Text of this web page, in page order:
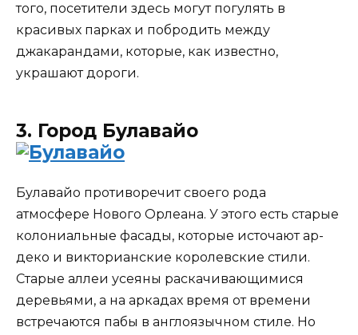
того, посетители здесь могут погулять в
красивых парках и побродить между
джакарандами, которые, как известно,
украшают дороги.
3. Город Булавайо
Булавайо противоречит своего рода
атмосфере Нового Орлеана. У этого есть старые
колониальные фасады, которые источают ар-
деко и викторианские королевские стили.
Старые аллеи усеяны раскачивающимися
деревьями, а на аркадах время от времени
встречаются пабы в англоязычном стиле. Но